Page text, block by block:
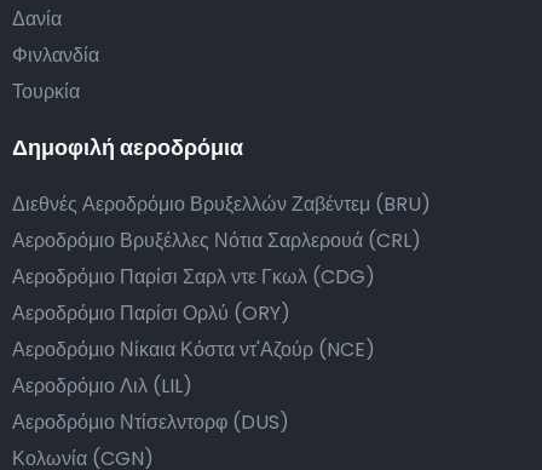
Δανία
Φινλανδία
Τουρκία
Δημοφιλή αεροδρόμια
Διεθνές Αεροδρόμιο Βρυξελλών Ζαβέντεμ (BRU)
Αεροδρόμιο Βρυξέλλες Νότια Σαρλερουά (CRL)
Αεροδρόμιο Παρίσι Σαρλ ντε Γκωλ (CDG)
Αεροδρόμιο Παρίσι Ορλύ (ORY)
Αεροδρόμιο Νίκαια Κόστα ντ'Αζούρ (NCE)
Αεροδρόμιο Λιλ (LIL)
Αεροδρόμιο Ντίσελντορφ (DUS)
Κολωνία (CGN)